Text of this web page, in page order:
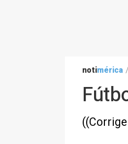
notimérica /